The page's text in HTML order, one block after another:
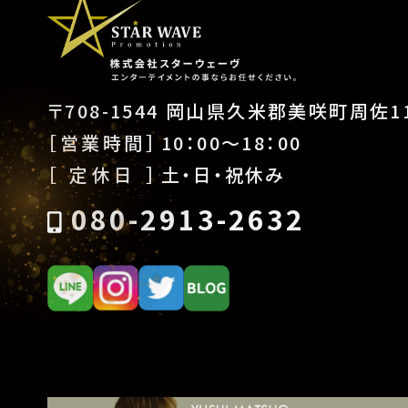
〒708-1544 岡山県久米郡美咲町周佐
［営業時間］ 10：00〜18：00
［ 定休日 ］ 土・日・祝休み
080-2913-2632